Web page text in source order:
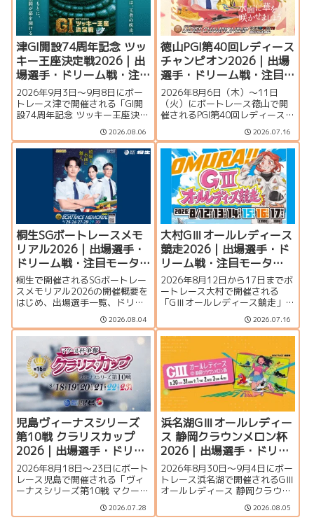
津GI開設74周年記念 ツッ
キー王座決定戦2026｜出
場選手・ドリーム戦・注
目モーター・イベント情
報まとめ
2026年9月3日〜9月8日にボー
トレース津で開催される「GI開
設74周年記念 ツッキー王座決定
戦」の特集ページです。出場選
手一覧、シリーズ展望、ドリー
ム戦、注目モーター、水面特
徴、イベント情報まで詳しく紹
2026.08.06
徳山PGI第40回レディース
チャンピオン2026｜出場
選手・ドリーム戦・注目
モーター・イベント情報
まとめ
2026年8月6日（木）～11日
（火）にボートレース徳山で開
催されるPGI第40回レディースチ
ャンピオン（女子王座決定戦）
の特集ページです。出場選手一
覧、シリーズ展望、ドリーム
戦、注目モーター、水面特徴、
イベント情報まで詳しく紹介し
ます。
2026.07.16
桐生SGボートレースメモ
リアル2026｜出場選手・
ドリーム戦・注目モータ
ー・イベント情報まとめ
桐生で開催されるSGボートレー
スメモリアル2026の開催概要を
はじめ、出場選手一覧、ドリー
ム戦、注目モーター、水面特
徴、イベント情報を詳しく紹
介。峰竜太、毒島誠、定松勇樹
らトップレーサーが集結する真
夏のSGの見どころを徹底解説し
ます。
2026.08.04
大村GⅢオールレディース
競走2026｜出場選手・ド
リーム戦・注目モータ
ー・イベント情報まとめ
2026年8月12日から17日までボ
ートレース大村で開催される
「GⅢオールレディース競走」の
特集ページです。シリーズ展
望、出場選手一覧、発祥地ドリ
ーム、注目モーター、大村水面
の攻略ポイント、イベント情報
まで詳しく紹介します。
2026.07.16
児島ヴィーナスシリーズ
第10戦 クラリスカップ
2026｜出場選手・ドリー
ム戦・注目モーター・イ
ベント情報まとめ
2026年8月18日～23日にボート
レース児島で開催される「ヴィ
ーナスシリーズ第10戦 マクール
杯争奪第16回クラリスカップ」
の特集ページです。出場選手一
2026.07.28
浜名湖GⅢオールレディー
ス 静岡クラウンメロン杯
2026｜出場選手・ドリー
ム戦・注目モーター・イ
ベント情報まとめ
2026年8月30日～9月4日にボー
トレース浜名湖で開催されるGⅢ
オールレディース 静岡クラウン
メロン杯の特集ページです。出
場選手一覧、シリーズ展望、ド
2026.08.05